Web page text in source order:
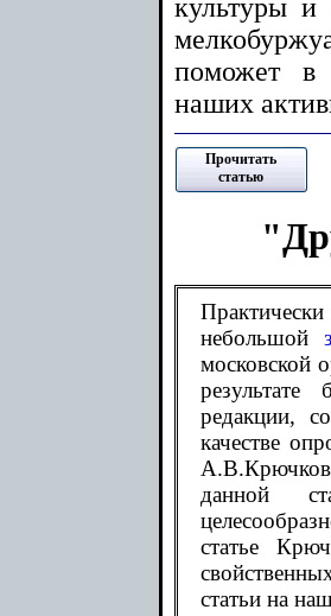
культуры и
поможет в
наших
Прочитать
статью
небольшой
московской
редакции,
качестве
данной
статье
статьи на